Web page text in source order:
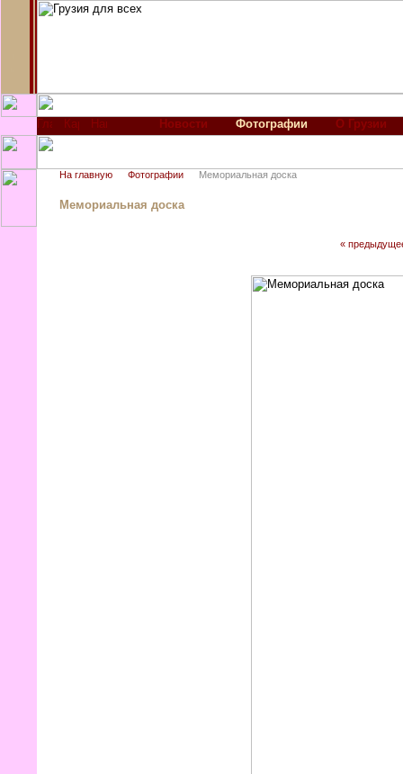
Новости Фотографии О Грузии
На главную Фотографии Мемориальная доска
Мемориальная доска
«